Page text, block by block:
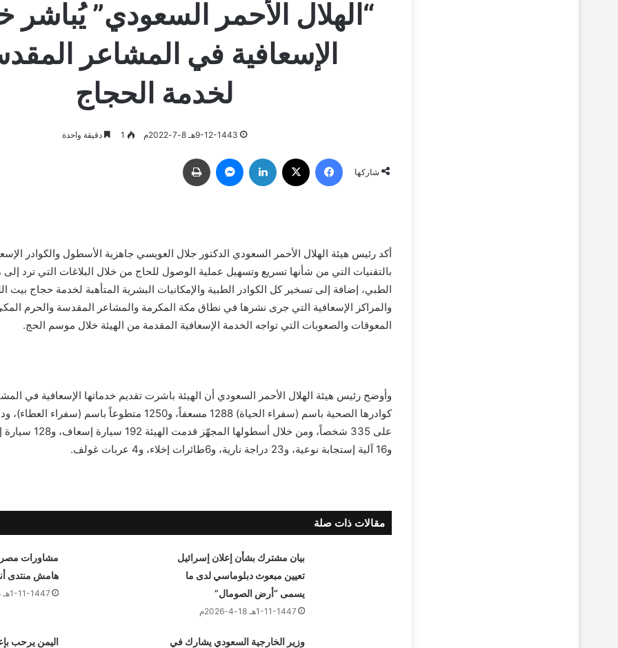
“الهلال الأحمر السعودي” يُباشر
الإسعافية في المشاعر
لخدمة الحجاج
9-12-1443هـ 8-7-2022م 1 دقيقة واحدة
شاركها
أكد رئيس هيئة الهلال الأحمر السعودي الدكتور جلال العويسي جاهزية الأسطول والكوادر
بالتقنيات التي من شأنها تسريع وتسهيل عملية الوصول للحاج من خلال البلاغات التي ترد إلى
الطبي، إضافة إلى تسخير كل الكوادر الطبية والإمكانيات البشرية المتأهبة لخدمة حجاج بيت
والمراكز الإسعافية التي جرى نشرها في نطاق مكة المكرمة والمشاعر المقدسة والحرم
المعوقات والصعوبات التي تواجه الخدمة الإسعافية المقدمة من الهيئة خلال موسم الحج.
وأوضح رئيس هيئة الهلال الأحمر السعودي أن الهيئة باشرت تقديم خدماتها الإسعافية في
كوادرها الصحية باسم (سفراء الحياة) 1288 مسعفاً، و1250 متطوعاً
على 335 شخصاً، ومن خلال
و16 آلية إستجابة نوعية، و23 دراجة نارية، و6طائرات إخلاء، و4 عربات غولف.
مقالات ذات صلة
بيان مشترك بشأن إعلان إسرائيل
تعيين مبعوث دبلوماسي لدى ما
يسمى “أرض الصومال”
1-11-1447هـ 18-4-2026م
مشاورات
هامش منتدى
1-11-1447هـ 18-4-2026م
وزير الخارجية السعودي يشارك في
اليمن يرحب